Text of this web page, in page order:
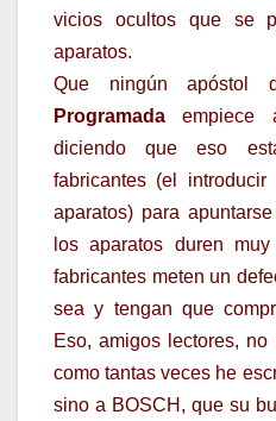
vicios ocultos que se
aparatos.
Que ningún apóstol
Programada empiece
diciendo que eso
fabricantes (el
aparatos) para
los aparatos duren
fabricantes meten un
sea y tengan que
Eso, amigos lectores,
como tantas veces he
sino a BOSCH, que su